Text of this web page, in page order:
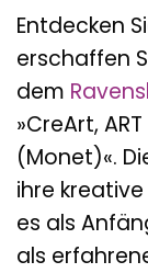
Entdecken
erschaffen
dem
»CreArt,
(Monet)«.
ihre
es als
als